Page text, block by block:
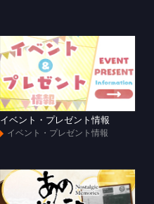
イベント・プレゼント情報
イベント・プレゼント情報